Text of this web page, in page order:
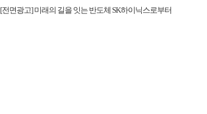
[전면광고] 미래의 길을 잇는 반도체 SK하이닉스로부터